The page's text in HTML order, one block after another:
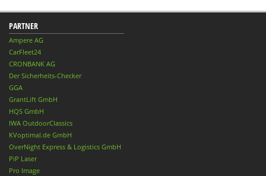
PARTNER
Ampere AG
CarFleet24
CRONBANK AG
Der Sicherheits-Checker
GGA
GrantLift GmbH
HQS GmbH
IWA OutdoorClassics
KVoptimal.de GmbH
OverNight Express & Logistics GmbH
PiP Laser
Pro Image